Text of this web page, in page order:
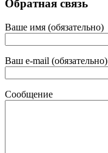
Обратная связь
Ваше имя (обязательно)
Ваш e-mail (обязательно)
Сообщение